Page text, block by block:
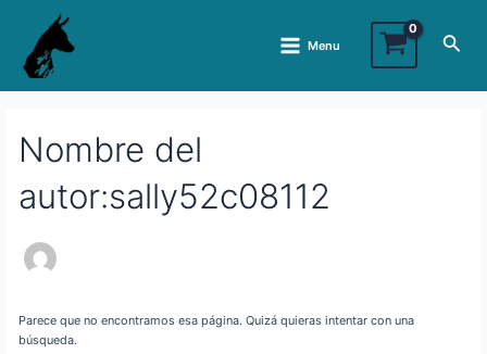
contenido
MenuMenu
Nombre del
autor:sally52c08112
Parece que no encontramos esa página. Quizá quieras intentar con una
búsqueda.